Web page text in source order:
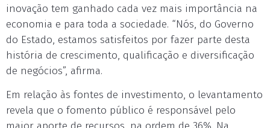
inovação tem ganhado cada vez mais importância na
economia e para toda a sociedade. “Nós, do Governo
do Estado, estamos satisfeitos por fazer parte desta
história de crescimento, qualificação e diversificação
de negócios”, afirma.
Em relação às fontes de investimento, o levantamento
revela que o fomento público é responsável pelo